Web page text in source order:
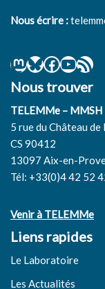
Nous écrire :
Nous trouver
TELEMMe – MMSH
5 rue du Château de
CS 90412
13097 Aix-en-
Tél: +33(0)4 42 52
Venir à TELEMMe
Liens rapides
Le Laboratoire
Les Actualités